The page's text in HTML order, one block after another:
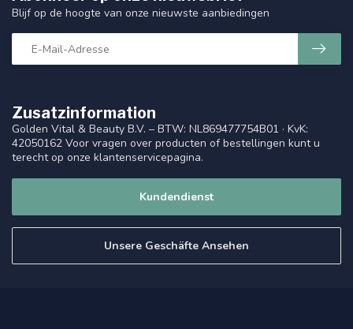
Zusatzinformation
Golden Vital & Beauty B.V. – BTW: NL869477754B01 · KvK:
42050162 Voor vragen over producten of bestellingen kunt u
terecht op onze klantenservicepagina.
Kundendienst
Unsere Geschäfte Ansehen
Blijf op de hoogte van onze nieuwste aanbiedingen